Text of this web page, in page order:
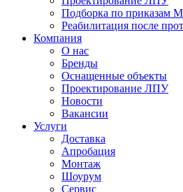
Подборка по приказам
Реабилитация после
Компания
О нас
Бренды
Оснащенные объекты
Проектирование ЛПУ
Новости
Вакансии
Услуги
Доставка
Апробация
Монтаж
Шоурум
Сервис